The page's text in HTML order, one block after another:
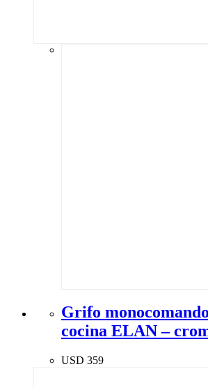
Grifo
cocina ELAN –
USD 359